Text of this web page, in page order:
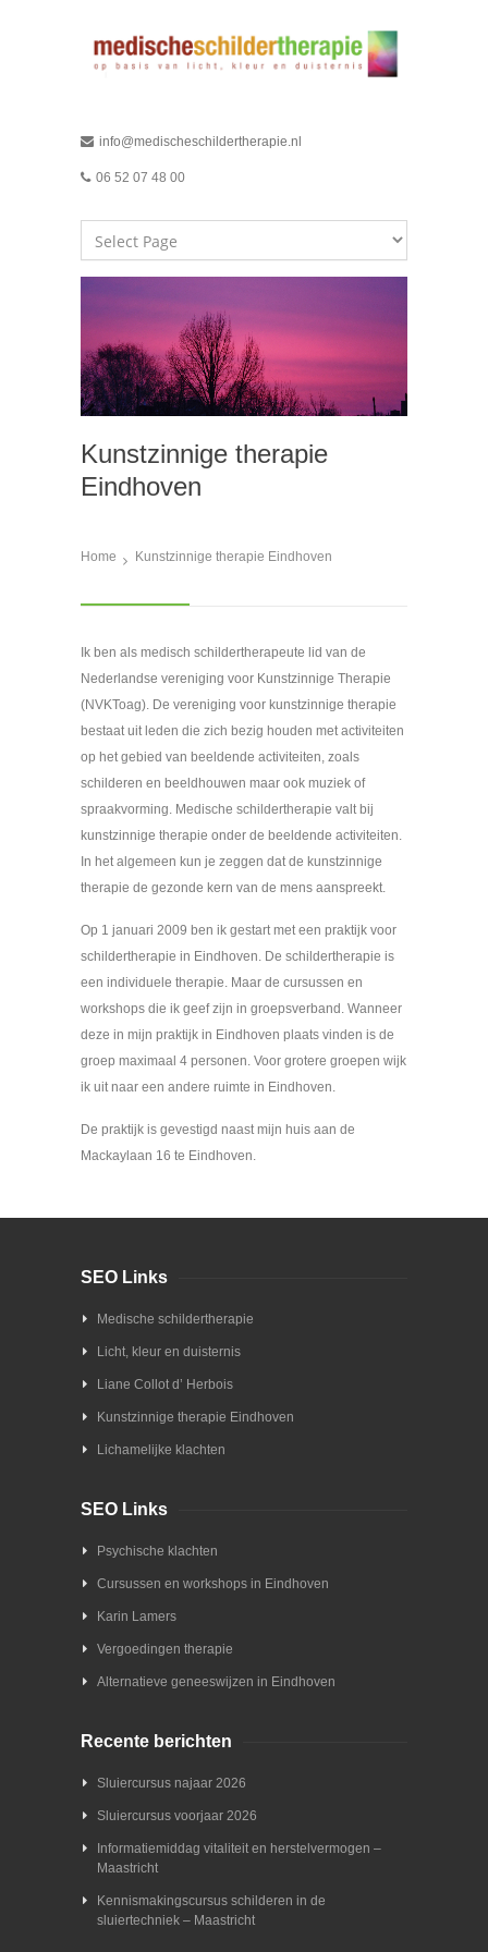
info@medischeschildertherapie.nl
06 52 07 48 00
Kunstzinnige therapie
Eindhoven
Home Kunstzinnige therapie Eindhoven
Ik ben als medisch schildertherapeute lid van de
Nederlandse vereniging voor Kunstzinnige Therapie
(NVKToag). De vereniging voor kunstzinnige therapie
bestaat uit leden die zich bezig houden met activiteiten
op het gebied van beeldende activiteiten, zoals
schilderen en beeldhouwen maar ook muziek of
spraakvorming. Medische schildertherapie valt bij
kunstzinnige therapie onder de beeldende activiteiten.
In het algemeen kun je zeggen dat de kunstzinnige
therapie de gezonde kern van de mens aanspreekt.
Op 1 januari 2009 ben ik gestart met een praktijk voor
schildertherapie in Eindhoven. De schildertherapie is
een individuele therapie. Maar de cursussen en
workshops die ik geef zijn in groepsverband. Wanneer
deze in mijn praktijk in Eindhoven plaats vinden is de
groep maximaal 4 personen. Voor grotere groepen wijk
ik uit naar een andere ruimte in Eindhoven.
De praktijk is gevestigd naast mijn huis aan de
Mackaylaan 16 te Eindhoven.
SEO Links
Medische schildertherapie
Licht, kleur en duisternis
Liane Collot d’ Herbois
Kunstzinnige therapie Eindhoven
Lichamelijke klachten
SEO Links
Psychische klachten
Cursussen en workshops in Eindhoven
Karin Lamers
Vergoedingen therapie
Alternatieve geneeswijzen in Eindhoven
Recente berichten
Sluiercursus najaar 2026
Sluiercursus voorjaar 2026
Informatiemiddag vitaliteit en herstelvermogen –
Maastricht
Kennismakingscursus schilderen in de
sluiertechniek – Maastricht